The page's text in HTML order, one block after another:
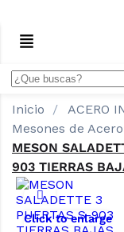
Inicio
ACERO
Mesones de
MESON
903 TIERRAS
Click to enlarge